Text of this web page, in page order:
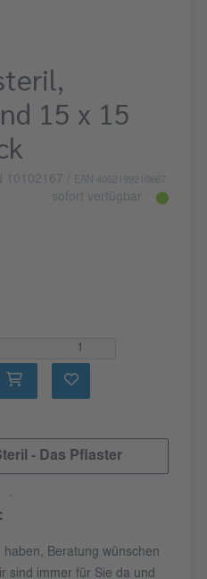
15 x 15
10102167 EAN 4052199210667
sofort verfügbar
- Das Pflaster
Beratung wünschen
sind immer für Sie da und